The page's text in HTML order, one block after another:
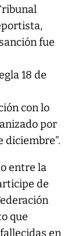
fue
18 de
con lo
por
diciembre”.
entre la
de
que
en